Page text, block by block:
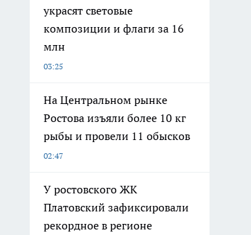
украсят световые
композиции и флаги за 16
млн
03:25
На Центральном рынке
Ростова изъяли более 10 кг
рыбы и провели 11 обысков
02:47
У ростовского ЖК
Платовский зафиксировали
рекордное в регионе